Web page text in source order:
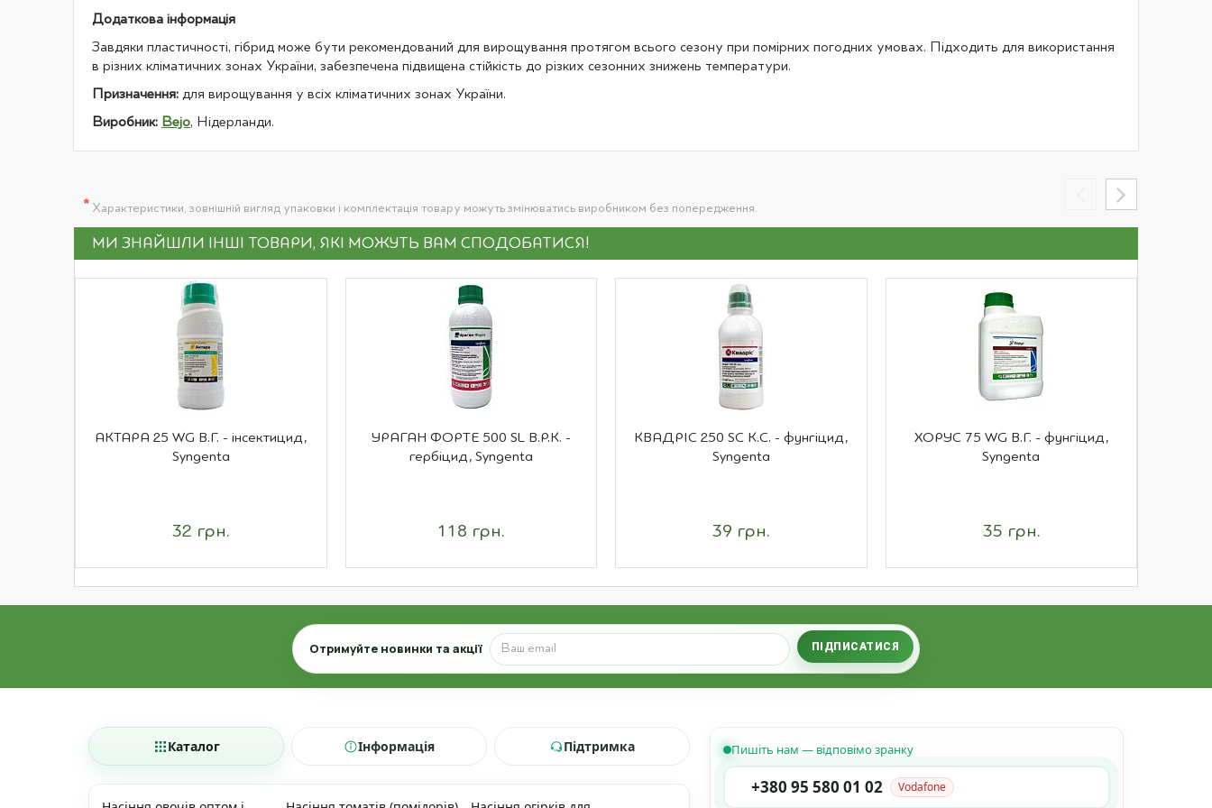
Додаткова інформація
Завдяки пластичності, гібрид може бути рекомендований для вирощування протягом всього сезону при помірних погодних умовах. Підходить для використання
в різних кліматичних зонах України, забезпечена підвищена стійкість до різких сезонних знижень температури.
Призначення: для вирощування у всіх кліматичних зонах України.
Виробник: Bejo, Нідерланди.
* Характеристики, зовнішній вигляд упаковки і комплектація товару можуть змінюватись виробником без попередження.
МИ ЗНАЙШЛИ ІНШІ ТОВАРИ, ЯКІ МОЖУТЬ ВАМ СПОДОБАТИСЯ!
АКТАРА 25 WG В.Г. - інсектицид,
Syngenta
32 грн.
УРАГАН ФОРТЕ 500 SL В.Р.К. -
гербіцид, Syngenta
118 грн.
КВАДРІС 250 SC К.С. - фунгіцид,
Syngenta
39 грн.
ХОРУС 75 WG В.Г. - фунгіцид,
Syngenta
35 грн.
Email
Отримуйте новинки та акції ПІДПИСАТИСЯ
Каталог Інформація Підтримка Пишіть нам — відповімо зранку
+380 95 580 01 02 Vodafone